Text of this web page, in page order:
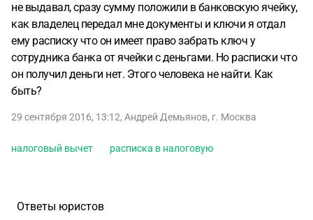
не выдавал, сразу сумму положили в банковскую ячейку,
как владелец передал мне документы и ключи я отдал
ему расписку что он имеет право забрать ключ у
сотрудника банка от ячейки с деньгами. Но расписки что
он получил деньги нет. Этого человека не найти. Как
быть?
29 сентября 2016, 13:12, Андрей Демьянов, г. Москва
налоговый вычет расписка в налоговую
Ответы юристов